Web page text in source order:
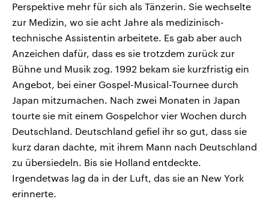
Perspektive mehr für sich als Tänzerin. Sie wechselte
zur Medizin, wo sie acht Jahre als medizinisch-
technische Assistentin arbeitete. Es gab aber auch
Anzeichen dafür, dass es sie trotzdem zurück zur
Bühne und Musik zog. 1992 bekam sie kurzfristig ein
Angebot, bei einer Gospel-Musical-Tournee durch
Japan mitzumachen. Nach zwei Monaten in Japan
tourte sie mit einem Gospelchor vier Wochen durch
Deutschland. Deutschland gefiel ihr so gut, dass sie
kurz daran dachte, mit ihrem Mann nach Deutschland
zu übersiedeln. Bis sie Holland entdeckte.
Irgendetwas lag da in der Luft, das sie an New York
erinnerte.